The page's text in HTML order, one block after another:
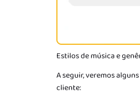
Estilos de música e
A seguir, veremos
cliente: